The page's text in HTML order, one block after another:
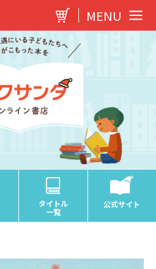
MENU
タイトル
一覧
公式サイト